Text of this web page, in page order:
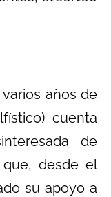
años de
cuenta
de
que, desde el
su apoyo a